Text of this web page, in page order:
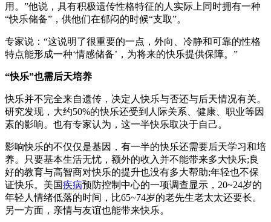
用。”他说，具有积极遗传性格特征的人实际上同时拥有一种
“快乐储备”，供他们在郁闷的时候“支取”。
专家说：“这说明了很重要的一点，外向、冷静和可靠的性格
特点能形成一种‘情感储备’，为将来的快乐提供保障。”
“快乐”也需后天培养
快乐并不完全来自遗传，决定人快乐与否还与后天情况有关。
研究发现，大约50%的快乐还受到人际关系、健康、职业等因
素的影响。也有专家认为，这一半快乐取决于自己。
影响快乐的不仅仅是基因，有一半的快乐还需要后天学习和培
养。只要基本生活无忧，额外的收入并不能带来多大快乐;良
好的教育与高智商对快乐的提升也没有多大帮助;年轻也不保
证快乐。美国疾病预防控制中心的一项调查显示，20~24岁的
年轻人情绪低落的时间，比65~74岁的老先生老太太还要长。
另一方面，亲情与友谊也能带来快乐。